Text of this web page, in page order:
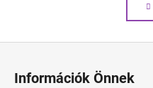
Információk Önnek